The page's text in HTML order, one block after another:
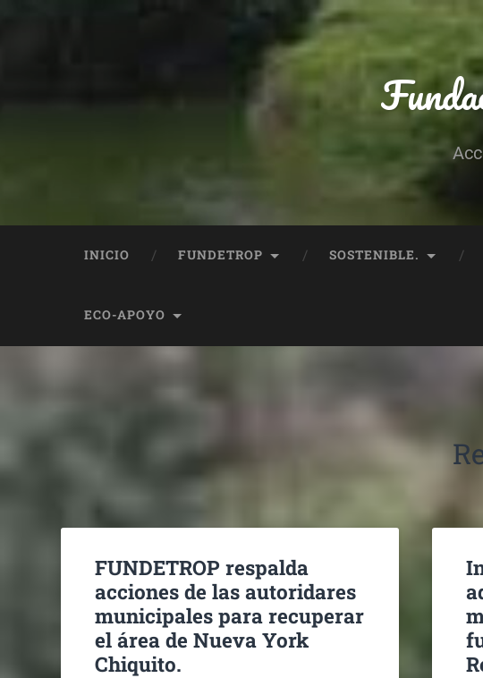
INICIO FUNDETROP SOSTENIBLE.
ECO-APOYO
FUNDETROP respalda
acciones de las autoridares
municipales para recuperar
el área de Nueva York
Chiquito.